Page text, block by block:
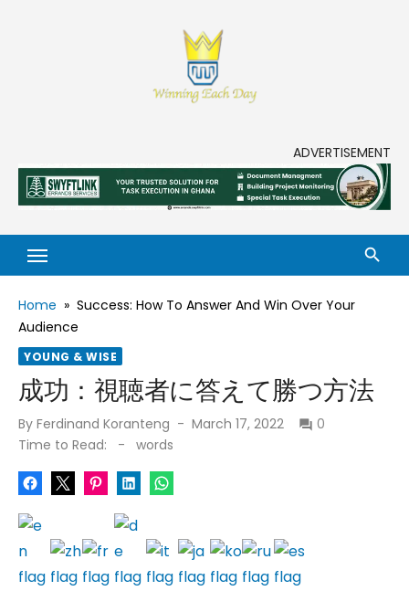
ADVERTISEMENT
Home » Success: How To Answer And Win Over Your
Audience
YOUNG & WISE
成功：視聴者に答えて勝つ方法
By Ferdinand Koranteng
Posted
March 17, 2022
0
Time to Read:
- words